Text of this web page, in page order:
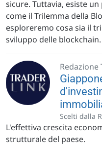
sicure. Tuttavia, esiste
come il Trilemma della
esploreremo cosa sia il
sviluppo delle blockchain.
Redazione
Scelti dalla
L'effettiva crescita
strutturale del paese.